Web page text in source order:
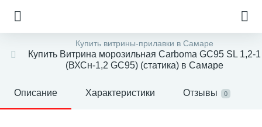
Купить витрины-прилавки в Самаре
Купить Витрина морозильная Carboma GC95 SL 1,2-1
(ВХСн-1,2 GC95) (статика) в Самаре
Описание Характеристики Отзывы 0